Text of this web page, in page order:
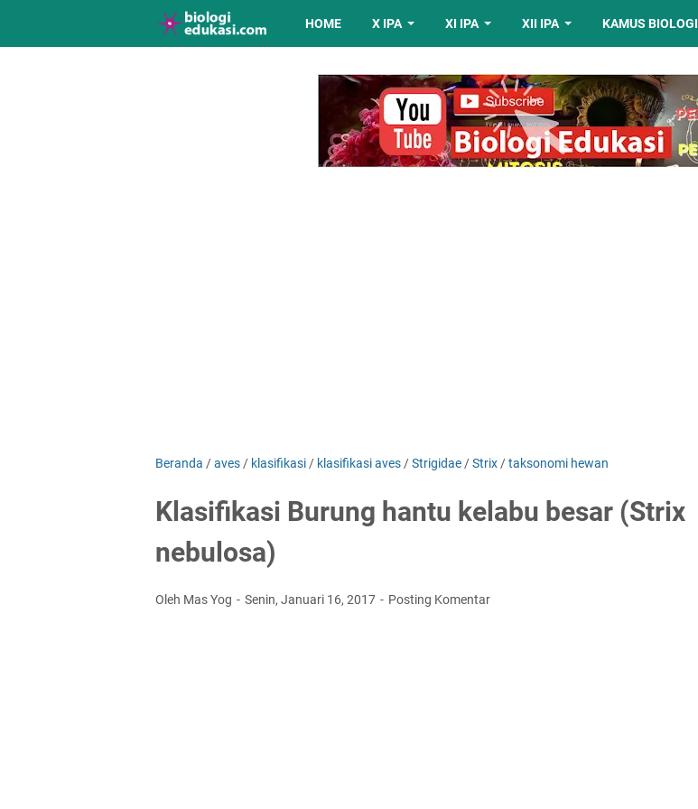
HOME X IPA XI IPA XII IPA KAMUS BIOLOGI
Beranda /aves / klasifikasi / klasifikasi aves /Strigidae /Strix /taksonomi hewan
Klasifikasi Burung hantu kelabu besar (Strix
nebulosa)
Oleh Mas Yog Senin, Januari 16, 2017 Posting Komentar